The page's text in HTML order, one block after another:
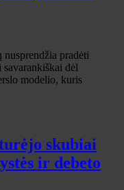
pradėti
dėl
modelio, kuris
skubiai
ir debeto